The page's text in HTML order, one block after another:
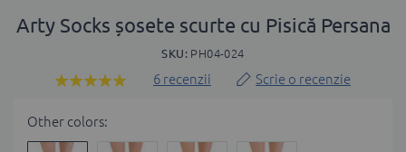
to
gallery
Arty Socks șosete scurte cu Pisică Persana
SKU PH04-024
Rating:
6 recenzii Scrie o recenzie
Other colors: